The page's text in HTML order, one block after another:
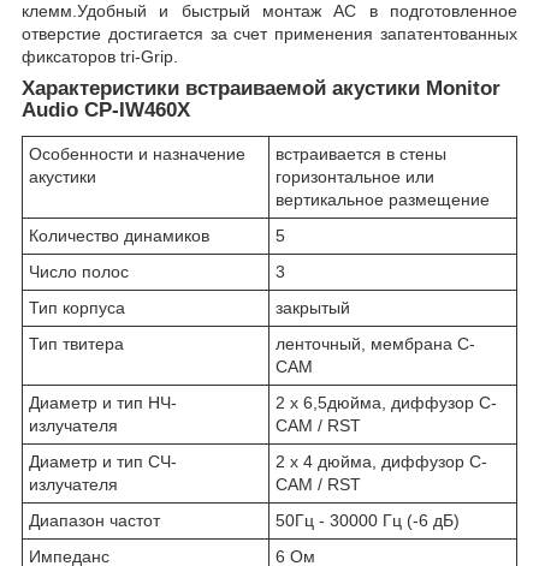
клемм.Удобный и быстрый монтаж АС в подготовленное
отверстие достигается за счет применения запатентованных
фиксаторов tri-Grip.
Характеристики встраиваемой акустики Monitor
Audio CP-IW460X
Особенности и назначение
акустики
встраивается в стены
горизонтальное или
вертикальное размещение
Количество динамиков
5
Число полос
3
Тип корпуса
закрытый
Тип твитера
ленточный, мембрана C-
CAM
Диаметр и тип НЧ-
излучателя
2 х 6,5дюйма, диффузор C-
CAM / RST
Диаметр и тип СЧ-
излучателя
2 х 4 дюйма, диффузор C-
CAM / RST
Диапазон частот
50Гц - 30000 Гц (-6 дБ)
Импеданс
6 Ом